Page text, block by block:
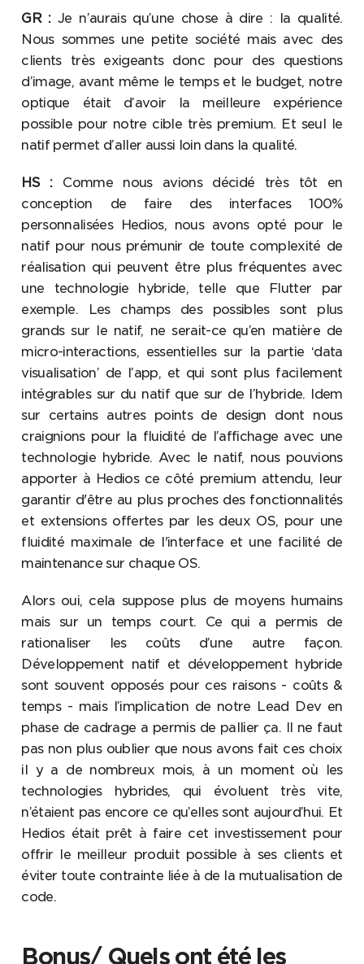
GR : Je n’aurais qu’une chose à dire : la qualité.
Nous sommes une petite société mais avec des
clients très exigeants donc pour des questions
d’image, avant même le temps et le budget, notre
optique était d’avoir la meilleure expérience
possible pour notre cible très premium. Et seul le
natif permet d’aller aussi loin dans la qualité.
HS : Comme nous avions décidé très tôt en
conception de faire des interfaces 100%
personnalisées Hedios, nous avons opté pour le
natif pour nous prémunir de toute complexité de
réalisation qui peuvent être plus fréquentes avec
une technologie hybride, telle que Flutter par
exemple. Les champs des possibles sont plus
grands sur le natif, ne serait-ce qu’en matière de
micro-interactions, essentielles sur la partie ‘data
visualisation’ de l’app, et qui sont plus facilement
intégrables sur du natif que sur de l’hybride. Idem
sur certains autres points de design dont nous
craignions pour la fluidité de l’affichage avec une
technologie hybride. Avec le natif, nous pouvions
apporter à Hedios ce côté premium attendu, leur
garantir d'être au plus proches des fonctionnalités
et extensions offertes par les deux OS, pour une
fluidité maximale de l'interface et une facilité de
maintenance sur chaque OS.
Alors oui, cela suppose plus de moyens humains
mais sur un temps court. Ce qui a permis de
rationaliser les coûts d’une autre façon.
Développement natif et développement hybride
sont souvent opposés pour ces raisons - coûts &
temps - mais l’implication de notre Lead Dev en
phase de cadrage a permis de pallier ça. Il ne faut
pas non plus oublier que nous avons fait ces choix
il y a de nombreux mois, à un moment où les
technologies hybrides, qui évoluent très vite,
n’étaient pas encore ce qu’elles sont aujourd’hui. Et
Hedios était prêt à faire cet investissement pour
offrir le meilleur produit possible à ses clients et
éviter toute contrainte liée à de la mutualisation de
code.
Bonus/ Quels ont été les